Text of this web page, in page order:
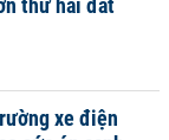
thứ hai đất
xe điện